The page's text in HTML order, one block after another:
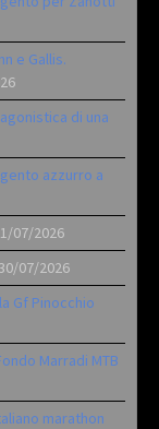
e Gallis.
di una
azzurro a
07/2026
30/07/2026
Gf Pinocchio
Marradi MTB
marathon